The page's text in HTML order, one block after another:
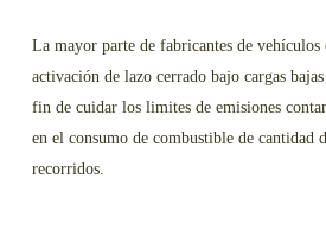
La mayor parte de fabricantes de
activación de lazo cerrado bajo cargas
fin de cuidar los limites de emisiones
en el consumo de combustible de cantidad
recorridos.